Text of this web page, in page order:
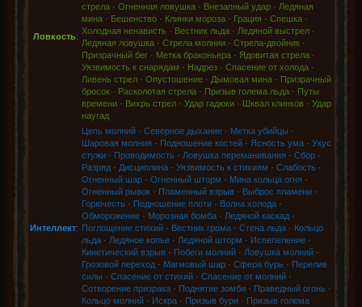
Ловкость:
стрела· Огненная ловушка· Внезапный удар· Ледяная
мина· Бешенство· Клинки мороза· Грация · Спешка·
Холодная ненависть · Вестник льда· Ледяной выстрел·
Ледяная ловушка· Стрела молнии· Стрела-двойник·
Призрачный бег· Метка браконьера· Ядовитая стрела·
Уязвимость к снарядам · Надрез· Спасение от холода·
Ливень стрел· Опустошение· Дымовая мина· Призрачный
бросок· Расколотая стрела· Призыв голема льда· Путы
времени· Вихрь стрел· Удар гадюки· Шквал клинков· Удар
наугад
Интеллект:
Цепь молний· Северное дыхание· Метка убийцы ·
Шаровая молния· Подношение костей· Ясность ума· Укус
стужи· Проводимость· Ловушка переманивания· Сбор·
Разряд· Дисциплина· Уязвимость к стихиям · Слабость·
Огненный шар· Огненный шторм · Мина кольца огня·
Огненный рывок· Пламенный взрыв· Выброс пламени·
Горючесть· Подношение плоти· Волна холода·
Обморожение· Морозная бомба· Ледяной каскад·
Поглощение стихий· Вестник грома· Стена льда· Кольцо
льда· Ледяное копье· Ледяной шторм · Испепеление·
Кинетический взрыв· Побеги молний· Ловушка молний·
Грозовой переход· Магмовый шар· Сфера бурь· Перелив
силы · Спасение от стихий· Спасение от молний·
Сотворение призрака· Поднятие зомби· Праведный огонь·
Кольцо молний· Искра· Призыв бури· Призыв голема